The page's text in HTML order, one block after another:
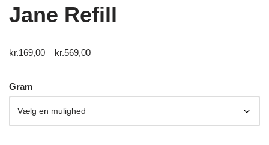
Jane Refill
kr.169,00 – kr.569,00
Gram